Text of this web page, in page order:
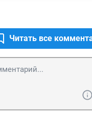
Читать все